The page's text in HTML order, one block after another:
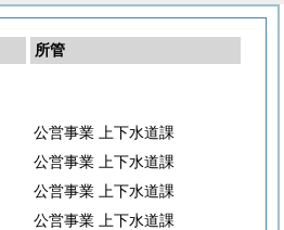
所管
公営事業 上下水道課
公営事業 上下水道課
公営事業 上下水道課
公営事業 上下水道課